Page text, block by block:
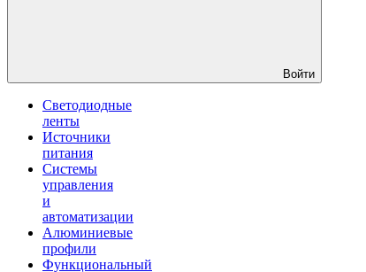
Войти
Светодиодные
ленты
Источники
питания
Системы
управления
и
автоматизации
Алюминиевые
профили
Функциональный